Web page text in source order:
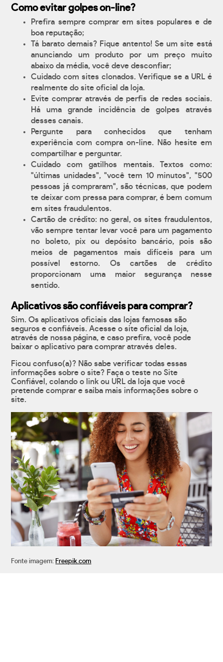
Como evitar golpes on-line?
Prefira sempre comprar em sites populares e de
boa reputação;
Tá barato demais? Fique antento! Se um site está
anunciando um produto por um preço muito
abaixo da média, você deve desconfiar;
Cuidado com sites clonados. Verifique se a URL é
realmente do site oficial da loja.
Evite comprar através de perfis de redes sociais.
Há uma grande incidência de golpes através
desses canais.
Pergunte para conhecidos que tenham
experiência com compra on-line. Não hesite em
compartilhar e perguntar.
Cuidado com gatilhos mentais. Textos como:
"últimas unidades", "você tem 10 minutos", "500
pessoas já compraram", são técnicas, que podem
te deixar com pressa para comprar, é bem comum
em sites fraudulentos.
Cartão de crédito: no geral, os sites fraudulentos,
vão sempre tentar levar você para um pagamento
no boleto, pix ou depósito bancário, pois são
meios de pagamentos mais difíceis para um
possível estorno. Os cartões de crédito
proporcionam uma maior segurança nesse
sentido.
Aplicativos são confiáveis para comprar?
Sim. Os aplicativos oficiais das lojas famosas são
seguros e confiáveis. Acesse o site oficial da loja,
através de nossa página, e caso prefira, você pode
baixar o aplicativo para comprar através deles.
Ficou confuso(a)? Não sabe verificar todas essas
informações sobre o site? Faça o teste no Site
Confiável, colando o link ou URL da loja que você
pretende comprar e saiba mais informações sobre o
site.
Fonte imagem: Freepik.com